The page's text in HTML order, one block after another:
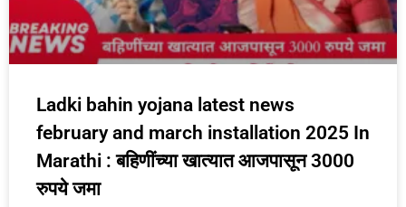
Ladki bahin yojana latest news
february and march installation 2025 In
Marathi : बहिणींच्या खात्यात आजपासून 3000
रुपये जमा